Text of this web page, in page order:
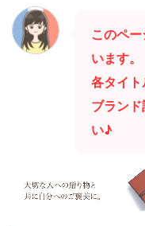
このペ
います。
各タイ
ブラン
い♪